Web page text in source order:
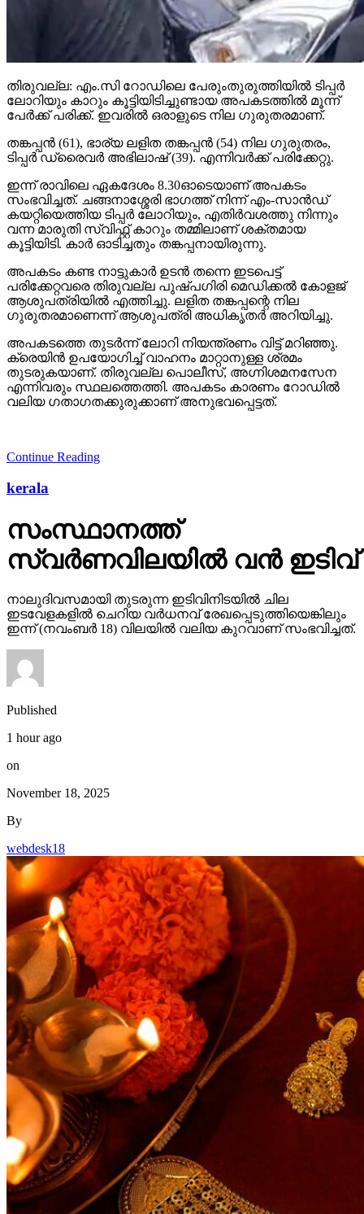
തിരുവല്ല: എം.സി റോഡിലെ പേരുംതുരുത്തിയില്‍ ടിപ്പര്‍
ലോറിയും കാറും കൂട്ടിയിടിച്ചുണ്ടായ അപകടത്തില്‍ മൂന്ന്
പേര്‍ക്ക് പരിക്ക്. ഇവരില്‍ ഒരാളുടെ നില ഗുരുതരമാണ്.
തങ്കപ്പന്‍ (61), ഭാര്യ ലളിത തങ്കപ്പന്‍ (54) നില ഗുരുതരം,
ടിപ്പര്‍ ഡ്രൈവര്‍ അഭിലാഷ് (39). എന്നിവര്‍ക്ക് പരിക്കേറ്റു.
ഇന്ന് രാവിലെ ഏകദേശം 8.30ഓടെയാണ് അപകടം
സംഭവിച്ചത്. ചങ്ങനാശ്ശേരി ഭാഗത്ത് നിന്ന് എം-സാന്‍ഡ്
കയറ്റിയെത്തിയ ടിപ്പര്‍ ലോറിയും, എതിര്‍വശത്തു നിന്നും
വന്ന മാരുതി സ്വിഫ്റ്റ് കാറും തമ്മിലാണ് ശക്തമായ
കൂട്ടിയിടി. കാര്‍ ഓടിച്ചതും തങ്കപ്പനായിരുന്നു.
അപകടം കണ്ട നാട്ടുകാര്‍ ഉടന്‍ തന്നെ ഇടപെട്ട്
പരിക്കേറ്റവരെ തിരുവല്ല പുഷ്പഗിരി മെഡിക്കല്‍ കോളജ്
ആശുപത്രിയില്‍ എത്തിച്ചു. ലളിത തങ്കപ്പന്റെ നില
ഗുരുതരമാണെന്ന് ആശുപത്രി അധികൃതര്‍ അറിയിച്ചു.
അപകടത്തെ തുടര്‍ന്ന് ലോറി നിയന്ത്രണം വിട്ട് മറിഞ്ഞു.
ക്രെയിന്‍ ഉപയോഗിച്ച് വാഹനം മാറ്റാനുള്ള ശ്രമം
തുടരുകയാണ്. തിരുവല്ല പൊലീസ്, അഗ്നിശമനസേന
എന്നിവരും സ്ഥലത്തെത്തി. അപകടം കാരണം റോഡില്‍
വലിയ ഗതാഗതക്കുരുക്കാണ് അനുഭവപ്പെട്ടത്.
Continue Reading
kerala
സംസ്ഥാനത്ത്
സ്വര്‍ണവിലയില്‍ വന്‍ ഇടിവ്
നാലുദിവസമായി തുടരുന്ന ഇടിവിനിടയില്‍ ചില
ഇടവേളകളില്‍ ചെറിയ വര്‍ധനവ് രേഖപ്പെടുത്തിയെങ്കിലും
ഇന്ന് (നവംബര്‍ 18) വിലയില്‍ വലിയ കുറവാണ് സംഭവിച്ചത്.
Published
1 hour ago
on
November 18, 2025
By
webdesk18